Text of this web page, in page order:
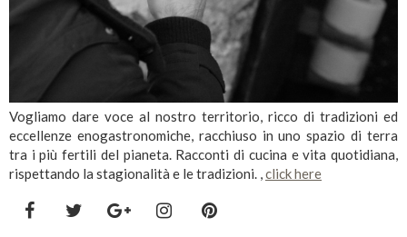
Vogliamo dare voce al nostro territorio, ricco di tradizioni ed
eccellenze enogastronomiche, racchiuso in uno spazio di terra
tra i più fertili del pianeta. Racconti di cucina e vita quotidiana,
rispettando la stagionalità e le tradizioni. ,click here